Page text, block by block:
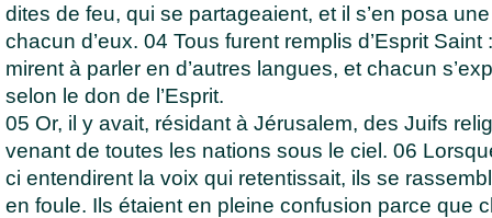
dites de feu, qui se partageaient, et il s’en posa
chacun d’eux. 04 Tous furent remplis d’Esprit Saint
mirent à parler en d’autres langues, et chacun
selon le don de l’Esprit.
05 Or, il y avait, résidant à Jérusalem, des Juifs
venant de toutes les nations sous le ciel. 06
ci entendirent la voix qui retentissait, ils se
en foule. Ils étaient en pleine confusion parce que